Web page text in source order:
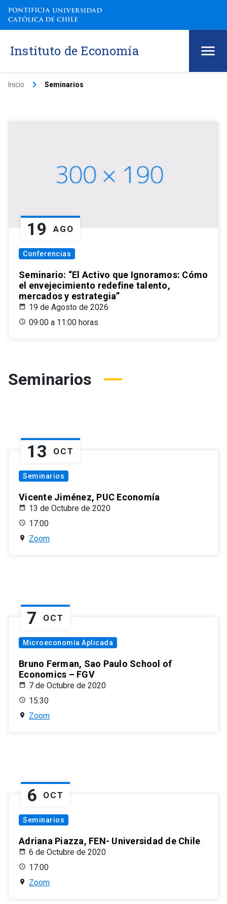
Instituto de Economía
Inicio keyboard_arrow_right Seminarios
19 AGO
Conferencias
Seminario: “El Activo que Ignoramos: Cómo
el envejecimiento redefine talento,
mercados y estrategia”
19 de Agosto de 2026
09:00 a 11:00 horas
Seminarios
13 OCT
Seminarios
Vicente Jiménez, PUC Economía
13 de Octubre de 2020
17:00
Zoom
7 OCT
Microeconomía Aplicada
Bruno Ferman, Sao Paulo School of
Economics – FGV
7 de Octubre de 2020
15:30
Zoom
6 OCT
Seminarios
Adriana Piazza, FEN- Universidad de Chile
6 de Octubre de 2020
17:00
Zoom